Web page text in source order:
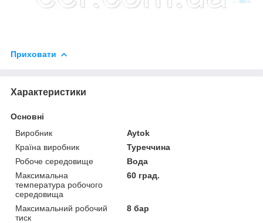
Приховати
Характеристики
Основні
Виробник
Aytok
Країна виробник
Туреччина
Робоче середовище
Вода
Максимальна
температура робочого
середовища
60 град.
Максимальний робочий
тиск
8 бар